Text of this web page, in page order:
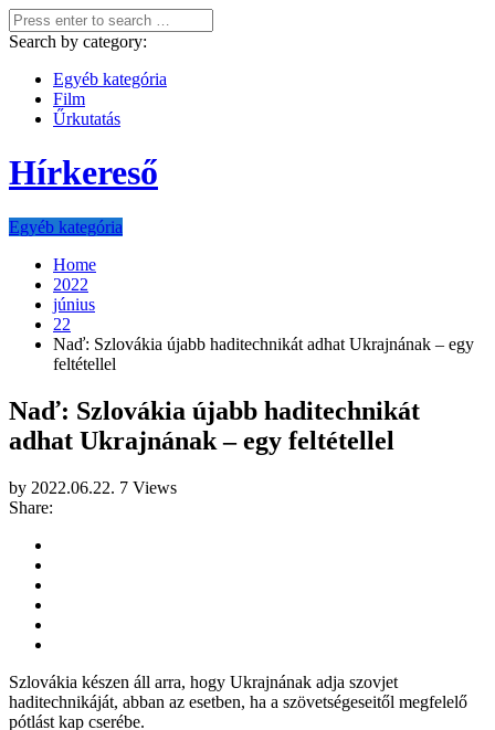
Search by category:
Egyéb kategória
Film
Űrkutatás
Hírkereső
Egyéb kategória
Home
2022
június
22
Naď: Szlovákia újabb haditechnikát adhat Ukrajnának – egy
feltétellel
Naď: Szlovákia újabb haditechnikát
adhat Ukrajnának – egy feltétellel
by 2022.06.22. 7 Views
Share:
Szlovákia készen áll arra, hogy Ukrajnának adja szovjet
haditechnikáját, abban az esetben, ha a szövetségeseitől megfelelő
pótlást kap cserébe.